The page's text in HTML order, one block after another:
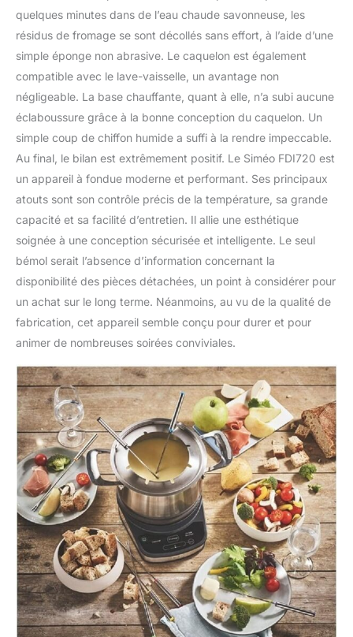
quelques minutes dans de l’eau chaude savonneuse, les
résidus de fromage se sont décollés sans effort, à l’aide d’une
simple éponge non abrasive. Le caquelon est également
compatible avec le lave-vaisselle, un avantage non
négligeable. La base chauffante, quant à elle, n’a subi aucune
éclaboussure grâce à la bonne conception du caquelon. Un
simple coup de chiffon humide a suffi à la rendre impeccable.
Au final, le bilan est extrêmement positif. Le Siméo FDI720 est
un appareil à fondue moderne et performant. Ses principaux
atouts sont son contrôle précis de la température, sa grande
capacité et sa facilité d’entretien. Il allie une esthétique
soignée à une conception sécurisée et intelligente. Le seul
bémol serait l’absence d’information concernant la
disponibilité des pièces détachées, un point à considérer pour
un achat sur le long terme. Néanmoins, au vu de la qualité de
fabrication, cet appareil semble conçu pour durer et pour
animer de nombreuses soirées conviviales.